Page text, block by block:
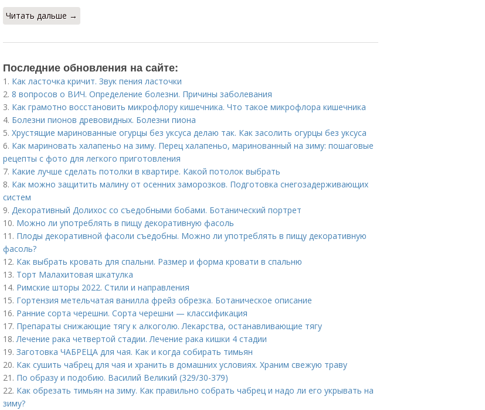
Читать дальше →
Последние обновления на сайте:
1. Как ласточка кричит. Звук пения ласточки
2. 8 вопросов о ВИЧ. Определение болезни. Причины заболевания
3. Как грамотно восстановить микрофлору кишечника. Что такое микрофлора кишечника
4. Болезни пионов древовидных. Болезни пиона
5. Хрустящие маринованные огурцы без уксуса делаю так. Как засолить огурцы без уксуса
6. Как мариновать халапеньо на зиму. Перец халапеньо, маринованный на зиму: пошаговые
рецепты с фото для легкого приготовления
7. Какие лучше сделать потолки в квартире. Какой потолок выбрать
8. Как можно защитить малину от осенних заморозков. Подготовка снегозадерживающих
систем
9. Декоративный Долихос со съедобными бобами. Ботанический портрет
10. Можно ли употреблять в пищу декоративную фасоль
11. Плоды декоративной фасоли съедобны. Можно ли употреблять в пищу декоративную
фасоль?
12. Как выбрать кровать для спальни. Размер и форма кровати в спальню
13. Торт Малахитовая шкатулка
14. Римские шторы 2022. Стили и направления
15. Гортензия метельчатая ванилла фрейз обрезка. Ботаническое описание
16. Ранние сорта черешни. Сорта черешни — классификация
17. Препараты снижающие тягу к алкоголю. Лекарства, останавливающие тягу
18.Лечение рака четвертой стадии. Лечение рака кишки 4 стадии
19. Заготовка ЧАБРЕЦА для чая. Как и когда собирать тимьян
20. Как сушить чабрец для чая и хранить в домашних условиях. Храним свежую траву
21. По образу и подобию. Василий Великий (329/30-379)
22. Как обрезать тимьян на зиму. Как правильно собрать чабрец и надо ли его укрывать на
зиму?